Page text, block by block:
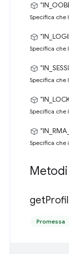
Specifica che
Specifica che
Specifica che
Specifica che
Specifica che
Metodi
get
Promessa